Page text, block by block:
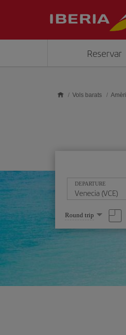
Reservar
Vols barats
DEPARTURE
Select
one
option
Round trip